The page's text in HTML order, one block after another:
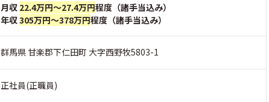
月収 22.4万円～27.4万円程度（諸手当込み）
年収305万円～378万円程度（諸手当込み）
群馬県 甘楽郡下仁田町 大字西野牧5803-1
正社員(正職員)